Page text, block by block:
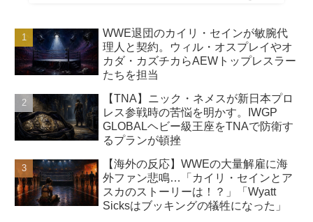
WWE退団のカイリ・セインが敏腕代
理人と契約。ウィル・オスプレイやオ
カダ・カズチカらAEWトップレスラー
たちを担当
【TNA】ニック・ネメスが新日本プロ
レス参戦時の苦悩を明かす。IWGP
GLOBALヘビー級王座をTNAで防衛す
るプランが頓挫
【海外の反応】WWEの大量解雇に海
外ファン悲鳴…「カイリ・セインとア
スカのストーリーは！？」「Wyatt
Sicksはブッキングの犠牲になった」